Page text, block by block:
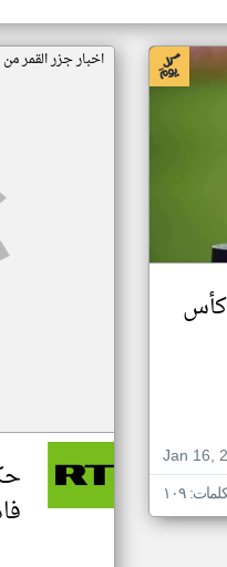
كأس
Jan 16,
١٠٩
اخبار جزر القمر